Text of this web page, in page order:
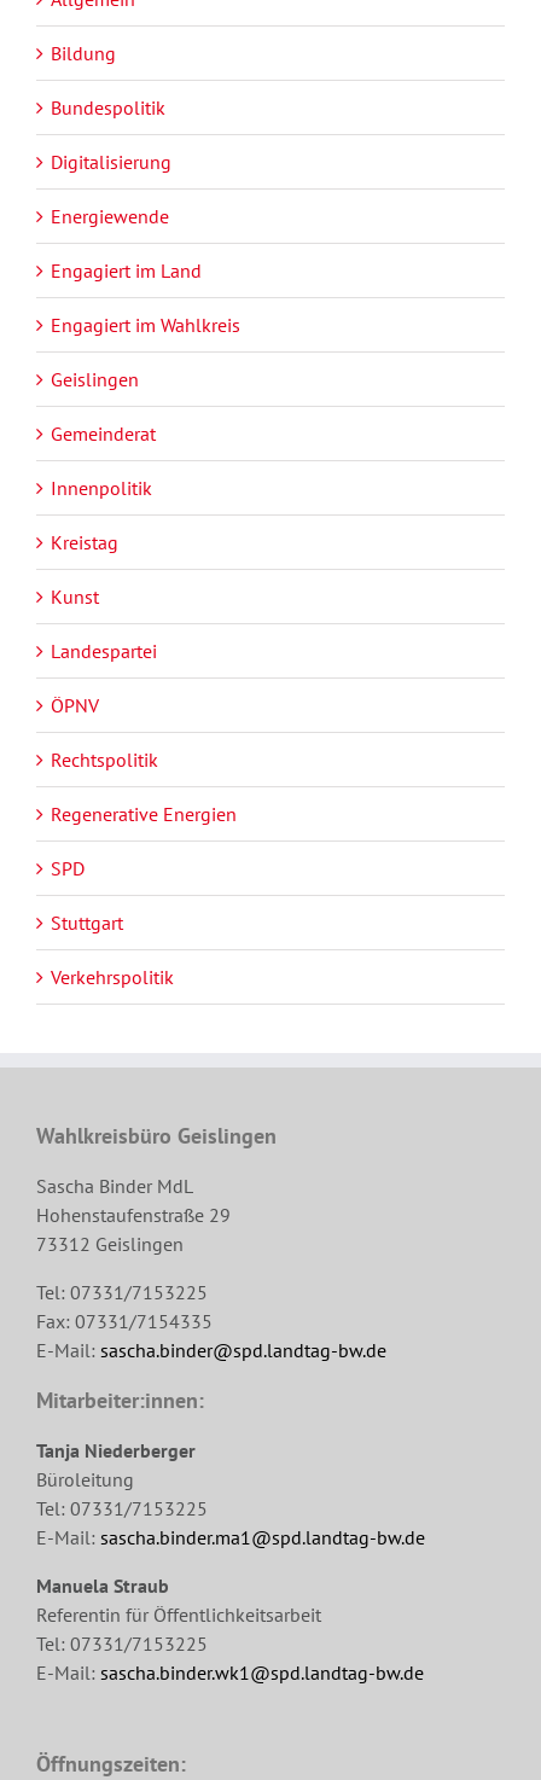
Bildung
Bundespolitik
Digitalisierung
Energiewende
Engagiert im Land
Engagiert im Wahlkreis
Geislingen
Gemeinderat
Innenpolitik
Kreistag
Kunst
Landespartei
ÖPNV
Rechtspolitik
Regenerative Energien
SPD
Stuttgart
Verkehrspolitik
Wahlkreisbüro Geislingen
Sascha Binder MdL
Hohenstaufenstraße 29
73312 Geislingen
Tel: 07331/7153225
Fax: 07331/7154335
E-Mail: sascha.binder@spd.landtag-bw.de
Mitarbeiter:innen:
Tanja Niederberger
Büroleitung
Tel: 07331/7153225
E-Mail: sascha.binder.ma1@spd.landtag-bw.de
Manuela Straub
Referentin für Öffentlichkeitsarbeit
Tel: 07331/7153225
E-Mail: sascha.binder.wk1@spd.landtag-bw.de
Öffnungszeiten: